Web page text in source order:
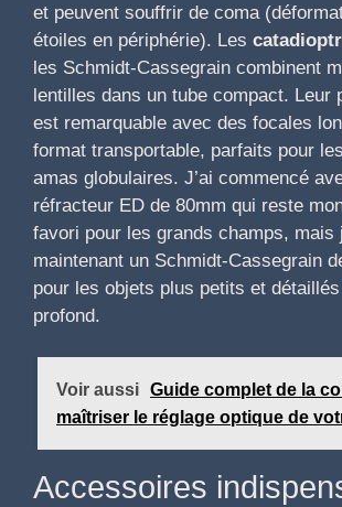
et peuvent souffrir de coma
étoiles en périphérie). Les
les Schmidt-Cassegrain combinent
lentilles dans un tube compact. Leur
est remarquable avec des focales
format transportable, parfaits pour
amas globulaires. J’ai commencé
réfracteur ED de 80mm qui reste
favori pour les grands champs, mais
maintenant un Schmidt-Cassegrain
pour les objets plus petits et
profond.
Voir aussi Guide complet de la
maîtriser le réglage optique de
Accessoires